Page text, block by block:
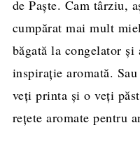
de Paşte. Cam târziu,
cumpărat mai mult
băgată la congelator
inspiraţie aromată.
veţi printa şi o veţi
reţete aromate pentru